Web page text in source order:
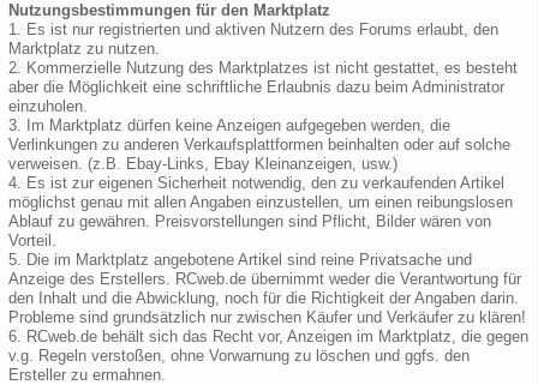
Nutzungsbestimmungen für den Marktplatz
1. Es ist nur registrierten und aktiven Nutzern des Forums erlaubt, den
Marktplatz zu nutzen.
2. Kommerzielle Nutzung des Marktplatzes ist nicht gestattet, es besteht
aber die Möglichkeit eine schriftliche Erlaubnis dazu beim Administrator
einzuholen.
3. Im Marktplatz dürfen keine Anzeigen aufgegeben werden, die
Verlinkungen zu anderen Verkaufsplattformen beinhalten oder auf solche
verweisen. (z.B. Ebay-Links, Ebay Kleinanzeigen, usw.)
4. Es ist zur eigenen Sicherheit notwendig, den zu verkaufenden Artikel
möglichst genau mit allen Angaben einzustellen, um einen reibungslosen
Ablauf zu gewähren. Preisvorstellungen sind Pflicht, Bilder wären von
Vorteil.
5. Die im Marktplatz angebotene Artikel sind reine Privatsache und
Anzeige des Erstellers. RCweb.de übernimmt weder die Verantwortung für
den Inhalt und die Abwicklung, noch für die Richtigkeit der Angaben darin.
Probleme sind grundsätzlich nur zwischen Käufer und Verkäufer zu klären!
6. RCweb.de behält sich das Recht vor, Anzeigen im Marktplatz, die gegen
v.g. Regeln verstoßen, ohne Vorwarnung zu löschen und ggfs. den
Ersteller zu ermahnen.